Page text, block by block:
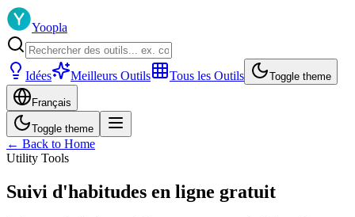
Yoopla
Idées Meilleurs Outils Tous les Outils Toggle theme
Français
Toggle theme
← Back to Home
Utility Tools
Suivi d'habitudes en ligne gratuit